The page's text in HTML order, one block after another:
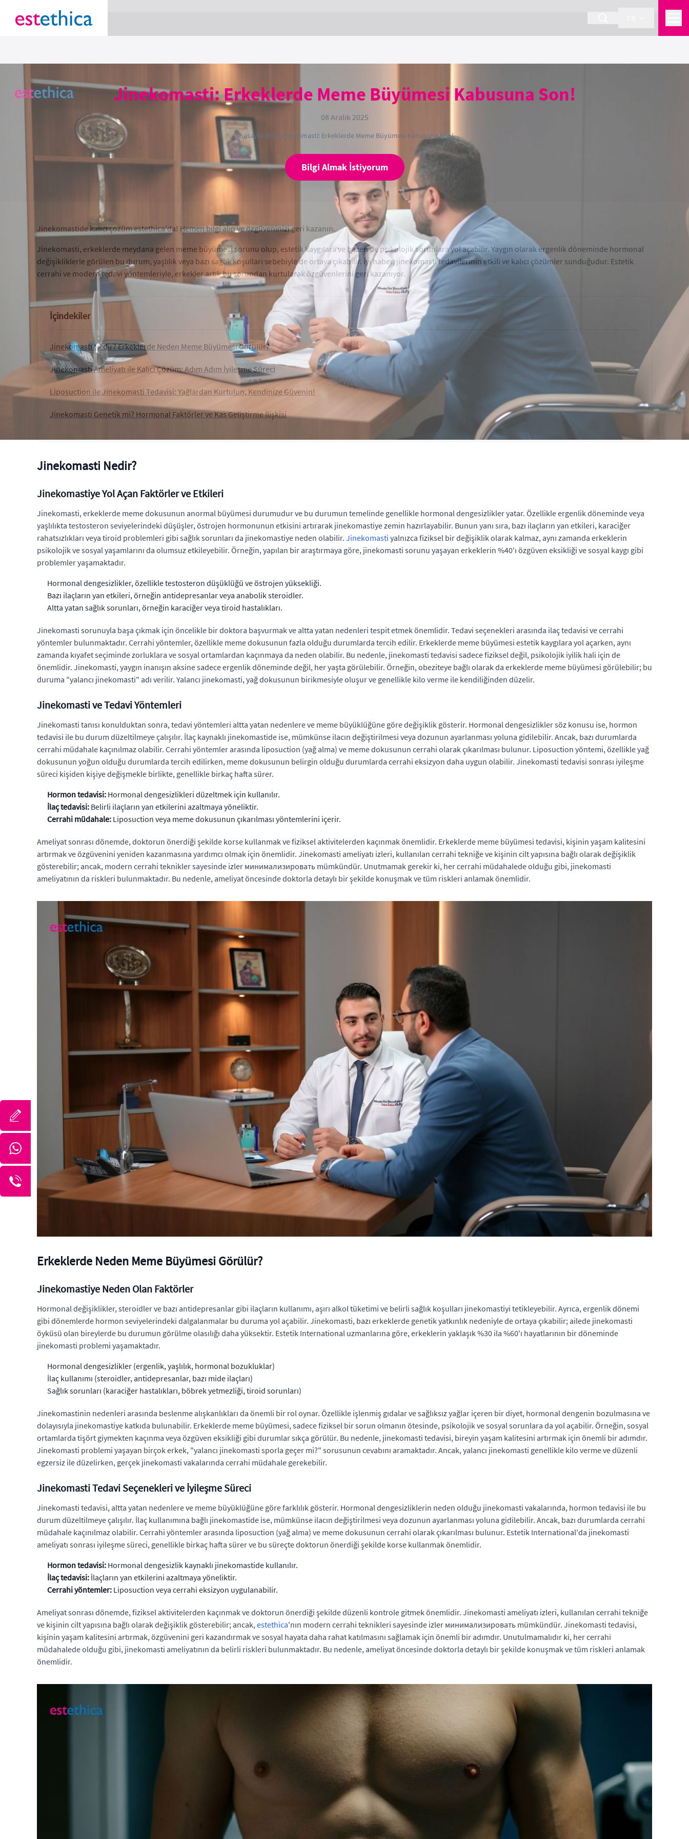
Jinekomasti: Erkeklerde Meme Büyümesi Kabusuna Son!
08 Aralık 2025
Anasayfa›Blog Jinekomasti: Erkeklerde Meme Büyümesi Kabusuna Son!
Bilgi Almak İstiyorum
Jinekomastide kalıcı çözüm estethica'da! Hemen bilgi alın ve özgüveninizi geri kazanın.
Jinekomasti, erkeklerde meydana gelen meme büyümesi sorunu olup, estetik kaygılara ve bazen de psikolojik sorunlara yol açabilir. Yaygın olarak ergenlik döneminde hormonal
değişikliklerle görülen bu durum, yaşlılık veya bazı sağlık koşulları sebebiyle de ortaya çıkabilir. İyi haber, jinekomasti tedavilerinin etkili ve kalıcı çözümler sunduğudur. Estetik
cerrahi ve modern tedavi yöntemleriyle, erkekler artık bu sorundan kurtularak özgüvenlerini geri kazanıyor.
İçindekiler
Jinekomasti Nedir? Erkeklerde Neden Meme Büyümesi Görülür?
Jinekomasti Ameliyatı ile Kalıcı Çözüm: Adım Adım İyileşme Süreci
Liposuction ile Jinekomasti Tedavisi: Yağlardan Kurtulun, Kendinize Güvenin!
Jinekomasti Genetik mi? Hormonal Faktörler ve Kas Geliştirme İlişkisi
Jinekomasti Nedir?
Jinekomastiye Yol Açan Faktörler ve Etkileri
Jinekomasti, erkeklerde meme dokusunun anormal büyümesi durumudur ve bu durumun temelinde genellikle hormonal dengesizlikler yatar. Özellikle ergenlik döneminde veya
yaşlılıkta testosteron seviyelerindeki düşüşler, östrojen hormonunun etkisini artırarak jinekomastiye zemin hazırlayabilir. Bunun yanı sıra, bazı ilaçların yan etkileri, karaciğer
rahatsızlıkları veya tiroid problemleri gibi sağlık sorunları da jinekomastiye neden olabilir. Jinekomasti yalnızca fiziksel bir değişiklik olarak kalmaz, aynı zamanda erkeklerin
psikolojik ve sosyal yaşamlarını da olumsuz etkileyebilir. Örneğin, yapılan bir araştırmaya göre, jinekomasti sorunu yaşayan erkeklerin %40'ı özgüven eksikliği ve sosyal kaygı gibi
problemler yaşamaktadır.
Hormonal dengesizlikler, özellikle testosteron düşüklüğü ve östrojen yüksekliği.
Bazı ilaçların yan etkileri, örneğin antidepresanlar veya anabolik steroidler.
Altta yatan sağlık sorunları, örneğin karaciğer veya tiroid hastalıkları.
Jinekomasti sorunuyla başa çıkmak için öncelikle bir doktora başvurmak ve altta yatan nedenleri tespit etmek önemlidir. Tedavi seçenekleri arasında ilaç tedavisi ve cerrahi
yöntemler bulunmaktadır. Cerrahi yöntemler, özellikle meme dokusunun fazla olduğu durumlarda tercih edilir. Erkeklerde meme büyümesi estetik kaygılara yol açarken, aynı
zamanda kıyafet seçiminde zorluklara ve sosyal ortamlardan kaçınmaya da neden olabilir. Bu nedenle, jinekomasti tedavisi sadece fiziksel değil, psikolojik iyilik hali için de
önemlidir. Jinekomasti, yaygın inanışın aksine sadece ergenlik döneminde değil, her yaşta görülebilir. Örneğin, obeziteye bağlı olarak da erkeklerde meme büyümesi görülebilir; bu
duruma "yalancı jinekomasti" adı verilir. Yalancı jinekomasti, yağ dokusunun birikmesiyle oluşur ve genellikle kilo verme ile kendiliğinden düzelir.
Jinekomasti ve Tedavi Yöntemleri
Jinekomasti tanısı konulduktan sonra, tedavi yöntemleri altta yatan nedenlere ve meme büyüklüğüne göre değişiklik gösterir. Hormonal dengesizlikler söz konusu ise, hormon
tedavisi ile bu durum düzeltilmeye çalışılır. İlaç kaynaklı jinekomastide ise, mümkünse ilacın değiştirilmesi veya dozunun ayarlanması yoluna gidilebilir. Ancak, bazı durumlarda
cerrahi müdahale kaçınılmaz olabilir. Cerrahi yöntemler arasında liposuction (yağ alma) ve meme dokusunun cerrahi olarak çıkarılması bulunur. Liposuction yöntemi, özellikle yağ
dokusunun yoğun olduğu durumlarda tercih edilirken, meme dokusunun belirgin olduğu durumlarda cerrahi eksizyon daha uygun olabilir. Jinekomasti tedavisi sonrası iyileşme
süreci kişiden kişiye değişmekle birlikte, genellikle birkaç hafta sürer.
Hormon tedavisi: Hormonal dengesizlikleri düzeltmek için kullanılır.
İlaç tedavisi: Belirli ilaçların yan etkilerini azaltmaya yöneliktir.
Cerrahi müdahale: Liposuction veya meme dokusunun çıkarılması yöntemlerini içerir.
Ameliyat sonrası dönemde, doktorun önerdiği şekilde korse kullanmak ve fiziksel aktivitelerden kaçınmak önemlidir. Erkeklerde meme büyümesi tedavisi, kişinin yaşam kalitesini
artırmak ve özgüvenini yeniden kazanmasına yardımcı olmak için önemlidir. Jinekomasti ameliyatı izleri, kullanılan cerrahi tekniğe ve kişinin cilt yapısına bağlı olarak değişiklik
gösterebilir; ancak, modern cerrahi teknikler sayesinde izler минимализировать mümkündür. Unutmamak gerekir ki, her cerrahi müdahalede olduğu gibi, jinekomasti
ameliyatının da riskleri bulunmaktadır. Bu nedenle, ameliyat öncesinde doktorla detaylı bir şekilde konuşmak ve tüm riskleri anlamak önemlidir.
Erkeklerde Neden Meme Büyümesi Görülür?
Jinekomastiye Neden Olan Faktörler
Hormonal değişiklikler, steroidler ve bazı antidepresanlar gibi ilaçların kullanımı, aşırı alkol tüketimi ve belirli sağlık koşulları jinekomastiyi tetikleyebilir. Ayrıca, ergenlik dönemi
gibi dönemlerde hormon seviyelerindeki dalgalanmalar bu duruma yol açabilir. Jinekomasti, bazı erkeklerde genetik yatkınlık nedeniyle de ortaya çıkabilir; ailede jinekomasti
öyküsü olan bireylerde bu durumun görülme olasılığı daha yüksektir. Estetik International uzmanlarına göre, erkeklerin yaklaşık %30 ila %60'ı hayatlarının bir döneminde
jinekomasti problemi yaşamaktadır.
Hormonal dengesizlikler (ergenlik, yaşlılık, hormonal bozukluklar)
İlaç kullanımı (steroidler, antidepresanlar, bazı mide ilaçları)
Sağlık sorunları (karaciğer hastalıkları, böbrek yetmezliği, tiroid sorunları)
Jinekomastinin nedenleri arasında beslenme alışkanlıkları da önemli bir rol oynar. Özellikle işlenmiş gıdalar ve sağlıksız yağlar içeren bir diyet, hormonal dengenin bozulmasına ve
dolayısıyla jinekomastiye katkıda bulunabilir. Erkeklerde meme büyümesi, sadece fiziksel bir sorun olmanın ötesinde, psikolojik ve sosyal sorunlara da yol açabilir. Örneğin, sosyal
ortamlarda tişört giymekten kaçınma veya özgüven eksikliği gibi durumlar sıkça görülür. Bu nedenle, jinekomasti tedavisi, bireyin yaşam kalitesini artırmak için önemli bir adımdır.
Jinekomasti problemi yaşayan birçok erkek, "yalancı jinekomasti sporla geçer mi?" sorusunun cevabını aramaktadır. Ancak, yalancı jinekomasti genellikle kilo verme ve düzenli
egzersiz ile düzelirken, gerçek jinekomasti vakalarında cerrahi müdahale gerekebilir.
Jinekomasti Tedavi Seçenekleri ve İyileşme Süreci
Jinekomasti tedavisi, altta yatan nedenlere ve meme büyüklüğüne göre farklılık gösterir. Hormonal dengesizliklerin neden olduğu jinekomasti vakalarında, hormon tedavisi ile bu
durum düzeltilmeye çalışılır. İlaç kullanımına bağlı jinekomastide ise, mümkünse ilacın değiştirilmesi veya dozunun ayarlanması yoluna gidilebilir. Ancak, bazı durumlarda cerrahi
müdahale kaçınılmaz olabilir. Cerrahi yöntemler arasında liposuction (yağ alma) ve meme dokusunun cerrahi olarak çıkarılması bulunur. Estetik International'da jinekomasti
ameliyatı sonrası iyileşme süreci, genellikle birkaç hafta sürer ve bu süreçte doktorun önerdiği şekilde korse kullanmak önemlidir.
Hormon tedavisi: Hormonal dengesizlik kaynaklı jinekomastide kullanılır.
İlaç tedavisi: İlaçların yan etkilerini azaltmaya yöneliktir.
Cerrahi yöntemler: Liposuction veya cerrahi eksizyon uygulanabilir.
Ameliyat sonrası dönemde, fiziksel aktivitelerden kaçınmak ve doktorun önerdiği şekilde düzenli kontrole gitmek önemlidir. Jinekomasti ameliyatı izleri, kullanılan cerrahi tekniğe
ve kişinin cilt yapısına bağlı olarak değişiklik gösterebilir; ancak,estethica'nın modern cerrahi teknikleri sayesinde izler минимализировать mümkündür. Jinekomasti tedavisi,
kişinin yaşam kalitesini artırmak, özgüvenini geri kazandırmak ve sosyal hayata daha rahat katılmasını sağlamak için önemli bir adımdır. Unutulmamalıdır ki, her cerrahi
müdahalede olduğu gibi, jinekomasti ameliyatının da belirli riskleri bulunmaktadır. Bu nedenle, ameliyat öncesinde doktorla detaylı bir şekilde konuşmak ve tüm riskleri anlamak
önemlidir.